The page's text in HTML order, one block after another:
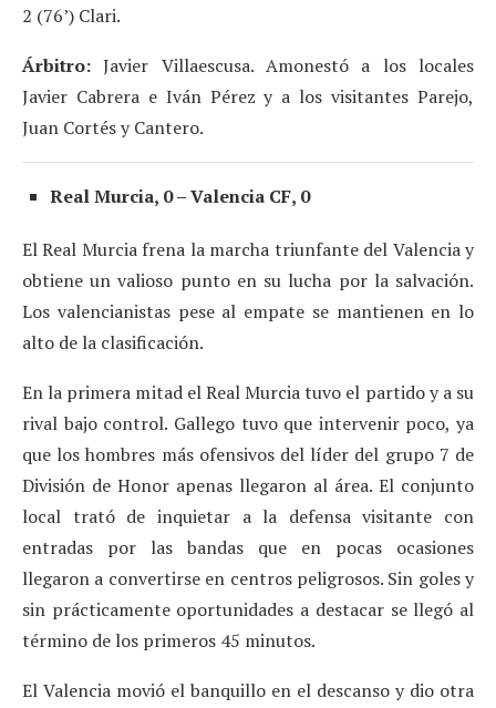
2 (76’) Clari.
Árbitro: Javier Villaescusa. Amonestó a los locales
Javier Cabrera e Iván Pérez y a los visitantes Parejo,
Juan Cortés y Cantero.
Real Murcia, 0 – Valencia CF, 0
El Real Murcia frena la marcha triunfante del Valencia y
obtiene un valioso punto en su lucha por la salvación.
Los valencianistas pese al empate se mantienen en lo
alto de la clasificación.
En la primera mitad el Real Murcia tuvo el partido y a su
rival bajo control. Gallego tuvo que intervenir poco, ya
que los hombres más ofensivos del líder del grupo 7 de
División de Honor apenas llegaron al área. El conjunto
local trató de inquietar a la defensa visitante con
entradas por las bandas que en pocas ocasiones
llegaron a convertirse en centros peligrosos. Sin goles y
sin prácticamente oportunidades a destacar se llegó al
término de los primeros 45 minutos.
El Valencia movió el banquillo en el descanso y dio otra